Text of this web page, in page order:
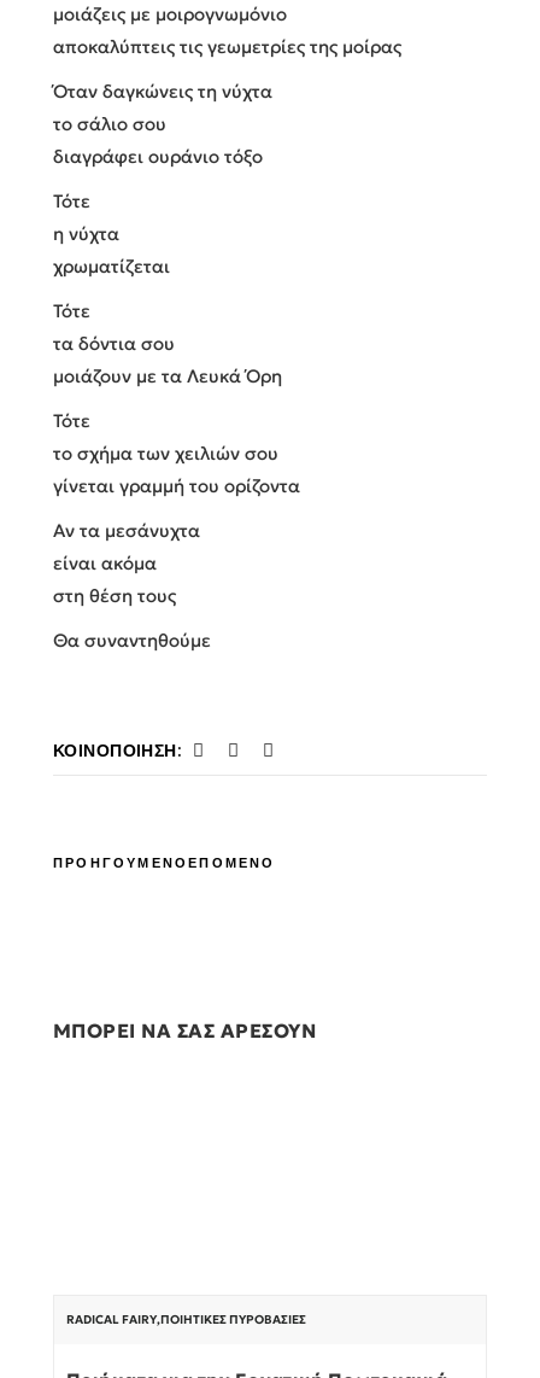
μοιάζεις με μοιρογνωμόνιο
αποκαλύπτεις τις γεωμετρίες της μοίρας
Όταν δαγκώνεις τη νύχτα
το σάλιο σου
διαγράφει ουράνιο τόξο
Τότε
η νύχτα
χρωματίζεται
Τότε
τα δόντια σου
μοιάζουν με τα Λευκά Όρη
Τότε
το σχήμα των χειλιών σου
γίνεται γραμμή του ορίζοντα
Αν τα μεσάνυχτα
είναι ακόμα
στη θέση τους
Θα συναντηθούμε
ΚΟΙΝΟΠΟΊΗΣΗ:
ΠΡΟΗΓΟΥΜΕΝΟΕΠΟΜΕΝΟ
ΜΠΟΡΕΙ ΝΑ ΣΑΣ ΑΡΕΣΟΥΝ
RADICAL FAIRY,ΠΟΙΗΤΙΚΈΣ ΠΥΡΟΒΑΣΊΕΣ